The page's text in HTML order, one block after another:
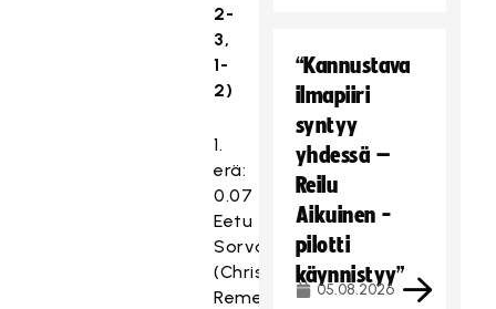
2-
3,
1-
2)
1.
erä:
0.07
Eetu
Sorvali
(Christian
Remes)
“Kannustava
ilmapiiri
syntyy
yhdessä –
Reilu
Aikuinen -
pilotti
käynnistyy”
05.08.2026